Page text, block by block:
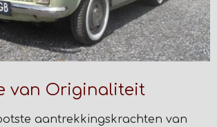
van Originaliteit
aantrekkingskrachten van